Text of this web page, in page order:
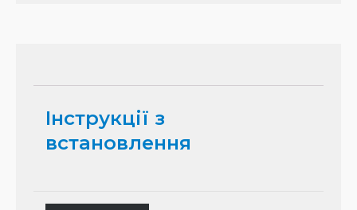
Інструкції з
встановлення